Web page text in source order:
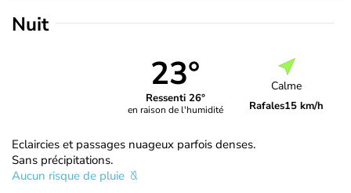
Nuit
23°
Ressenti 26°
en raison de l'humidité
Calme
Rafales15 km/h
Eclaircies et passages nuageux parfois denses.
Sans précipitations.
Aucun risque de pluie